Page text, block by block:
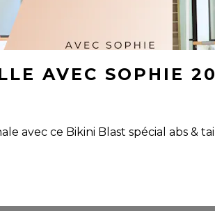
AVEC SOPHIE
avec ce Bikini Blast spécial abs &